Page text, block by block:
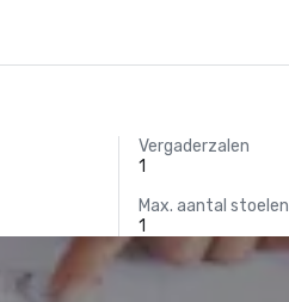
Vergaderzalen
1
Max. aantal stoelen
1